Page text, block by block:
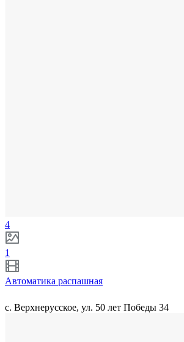
4
1
Автоматика распашная
с. Верхнерусское, ул. 50 лет Победы 34